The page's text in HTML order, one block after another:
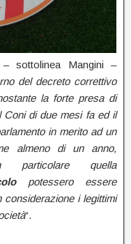
– sottolinea Mangini –
del decreto correttivo
la forte presa di
Coni di due mesi fa ed il
in merito ad un
almeno di un anno,
quella
potessero essere
i legittimi
“.